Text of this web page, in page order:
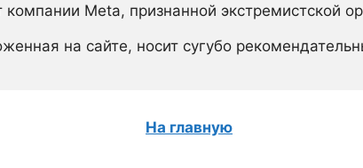
Meta, признанной экстремистской
на сайте, носит сугубо
На главную